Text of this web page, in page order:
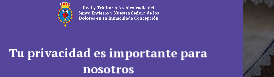
Tu privacidad es importante para
nosotros